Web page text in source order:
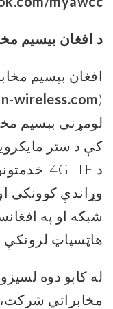
د افغان بيسيم
افغان بېسیم
(
wireless.com
کې د ستر
د 4G LTE
وړاندې کوونکی
شبکه او په
هاټسپاټ
له کابو دوه
مخابراتي